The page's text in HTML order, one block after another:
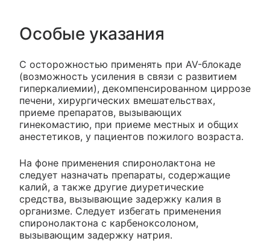
Особые указания
C осторожностью применять при AV-блокаде
(возможность усиления в связи с развитием
гиперкалиемии), декомпенсированном циррозе
печени, хирургических вмешательствах,
приеме препаратов, вызывающих
гинекомастию, при приеме местных и общих
анестетиков, у пациентов пожилого возраста.
На фоне применения спиронолактона не
следует назначать препараты, содержащие
калий, а также другие диуретические
средства, вызывающие задержку калия в
организме. Следует избегать применения
спиронолактона с карбеноксолоном,
вызывающим задержку натрия.